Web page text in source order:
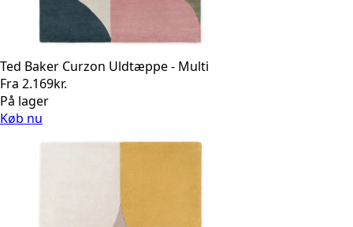
Ted Baker Curzon Uldtæppe - Multi
Fra 2.169kr.
På lager
Køb nu